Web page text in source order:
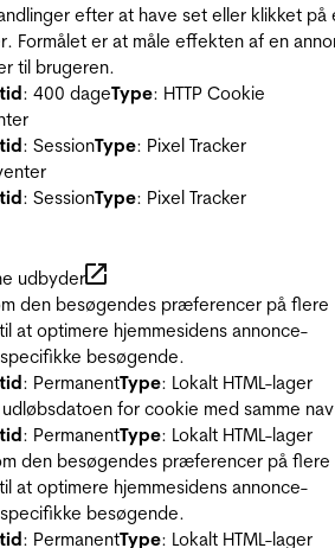
efter at have set eller klikket på
Formålet er at måle effekten af en
til brugeren.
: 400 dageType: HTTP Cookie
: SessionType: Pixel Tracker
: SessionType: Pixel Tracker
udbyder
den besøgendes præferencer på flere
at optimere hjemmesidens annonce-
besøgende.
: PermanentType: Lokalt HTML-lager
for cookie med samme
: PermanentType: Lokalt HTML-lager
den besøgendes præferencer på flere
at optimere hjemmesidens annonce-
besøgende.
: PermanentType: Lokalt HTML-lager